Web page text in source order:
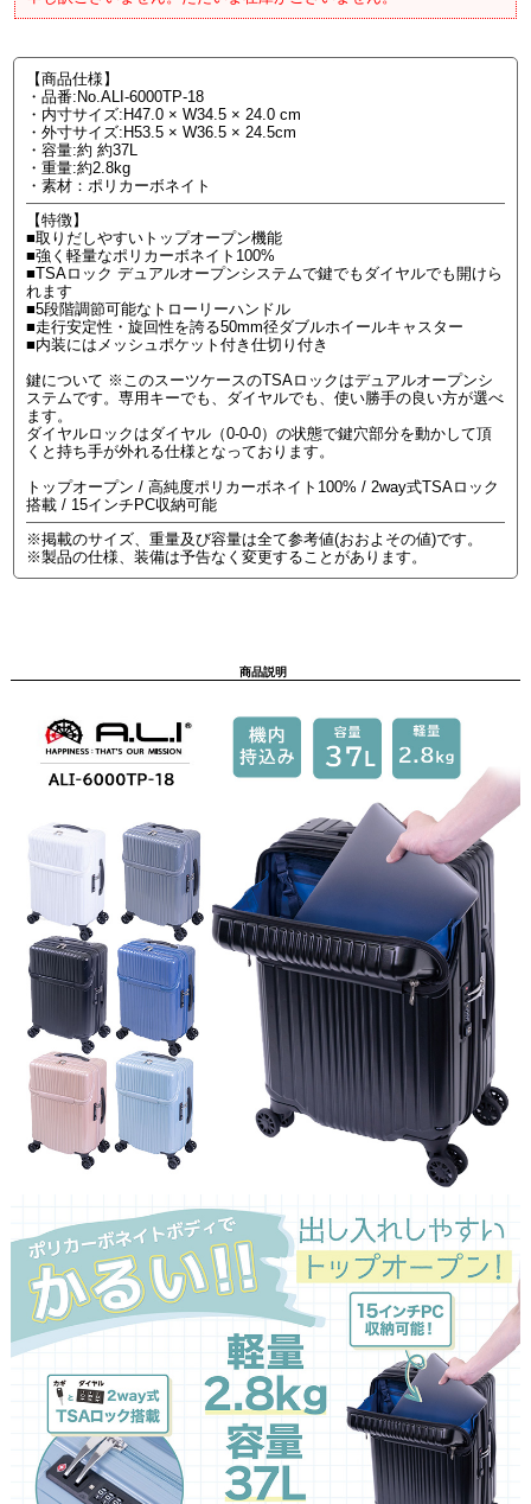
【商品仕様】
・品番:No.ALI-6000TP-18
・内寸サイズ:H47.0 × W34.5 × 24.0 cm
・外寸サイズ:H53.5 × W36.5 × 24.5cm
・容量:約 約37L
・重量:約2.8kg
・素材：ポリカーボネイト
【特徴】
■取りだしやすいトップオープン機能
■強く軽量なポリカーボネイト100%
■TSAロック デュアルオープンシステムで鍵でもダイヤルでも開けら
れます
■5段階調節可能なトローリーハンドル
■走行安定性・旋回性を誇る50mm径ダブルホイールキャスター
■内装にはメッシュポケット付き仕切り付き
鍵について ※このスーツケースのTSAロックはデュアルオープンシ
ステムです。専用キーでも、ダイヤルでも、使い勝手の良い方が選べ
ます。
ダイヤルロックはダイヤル（0-0-0）の状態で鍵穴部分を動かして頂
くと持ち手が外れる仕様となっております。
トップオープン / 高純度ポリカーボネイト100% / 2way式TSAロック
搭載 / 15インチPC収納可能
※掲載のサイズ、重量及び容量は全て参考値(おおよその値)です。
※製品の仕様、装備は予告なく変更することがあります。
商品説明